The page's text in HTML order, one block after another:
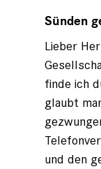
auf
Adam
Mair
registriert)
Sünden
Lieber
finde ich
glaubt
und den